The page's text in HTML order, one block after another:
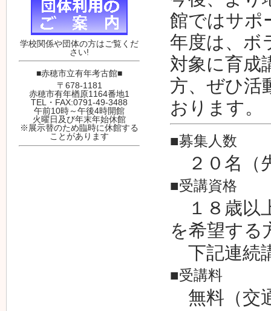
館ではサポ
年度は、ボ
対象に育成
方、ぜひ活
おります。
■募集人数
２０名（
■受講資格
１８歳以
を希望する
下記連続
■受講料
無料（交
学校関係や団体の方はご覧くだ
さい!
■赤穂市立有年考古館■
〒678-1181
赤穂市有年楢原1164番地1
TEL・FAX:0791-49-3488
午前10時～午後4時開館
火曜日及び年末年始休館
※展示替のため臨時に休館する
ことがあります